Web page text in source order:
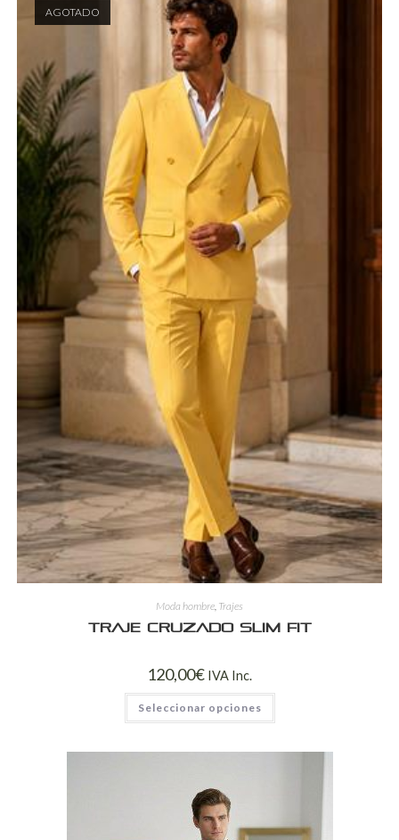
AGOTADO
Moda hombre Trajes
Traje Cruzado Slim Fit
120,00€ IVA Inc.
Seleccionar opciones